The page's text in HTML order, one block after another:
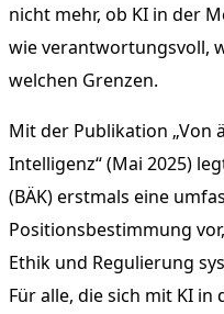
nicht mehr, ob KI in der
wie verantwortungsvoll,
welchen Grenzen.
Mit der Publikation „Von
Intelligenz“ (Mai 2025)
(BÄK) erstmals eine
Positionsbestimmung
Ethik und Regulierung
Für alle, die sich mit KI